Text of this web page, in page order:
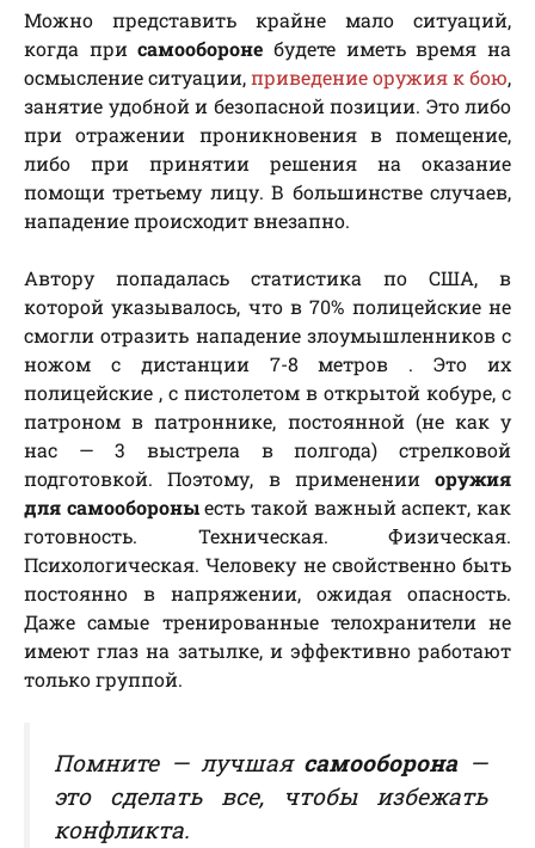
Можно представить крайне мало ситуаций,
когда присамообороне будете иметь время на
осмысление ситуации,приведение оружия к бою,
занятие удобной и безопасной позиции. Это либо
при отражении проникновения в помещение,
либо при принятии решения на оказание
помощи третьему лицу. В большинстве случаев,
нападение происходит внезапно.
Автору попадалась статистика по США, в
которой указывалось, что в 70% полицейские не
смогли отразить нападение злоумышленников с
ножом с дистанции 7-8 метров . Это их
полицейские , с пистолетом в открытой кобуре, с
патроном в патроннике, постоянной (не как у
нас — 3 выстрела в полгода) стрелковой
подготовкой. Поэтому, в применении оружия
для самообороныесть такой важный аспект, как
готовность. Техническая. Физическая.
Психологическая. Человеку не свойственно быть
постоянно в напряжении, ожидая опасность.
Даже самые тренированные телохранители не
имеют глаз на затылке, и эффективно работают
только группой.
Помните — лучшая самооборона—
это сделать все, чтобы избежать
конфликта.